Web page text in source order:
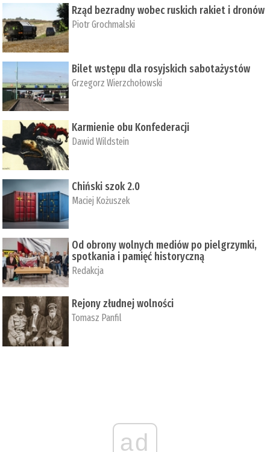
Rząd bezradny wobec ruskich rakiet i dronów
Piotr Grochmalski
Bilet wstępu dla rosyjskich sabotażystów
Grzegorz Wierzchołowski
Karmienie obu Konfederacji
Dawid Wildstein
Chiński szok 2.0
Maciej Kożuszek
Od obrony wolnych mediów po pielgrzymki,
spotkania i pamięć historyczną
Redakcja
Rejony złudnej wolności
Tomasz Panfil
ad